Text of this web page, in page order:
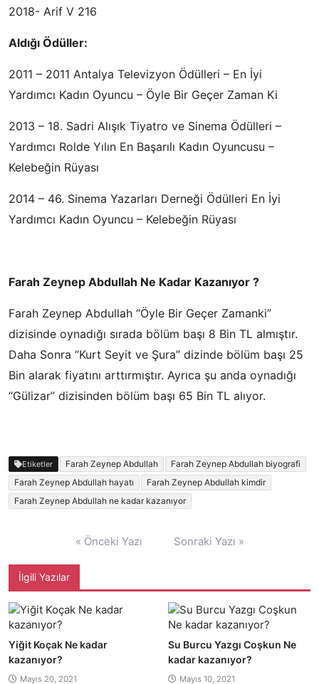
2018- Arif V 216
Aldığı Ödüller:
2011 – 2011 Antalya Televizyon Ödülleri – En İyi
Yardımcı Kadın Oyuncu – Öyle Bir Geçer Zaman Ki
2013 – 18. Sadri Alışık Tiyatro ve Sinema Ödülleri –
Yardımcı Rolde Yılın En Başarılı Kadın Oyuncusu –
Kelebeğin Rüyası
2014 – 46. Sinema Yazarları Derneği Ödülleri En İyi
Yardımcı Kadın Oyuncu – Kelebeğin Rüyası
Farah Zeynep Abdullah Ne Kadar Kazanıyor ?
Farah Zeynep Abdullah “Öyle Bir Geçer Zamanki”
dizisinde oynadığı sırada bölüm başı 8 Bin TL almıştır.
Daha Sonra “Kurt Seyit ve Şura” dizinde bölüm başı 25
Bin alarak fiyatını arttırmıştır. Ayrıca şu anda oynadığı
“Gülizar” dizisinden bölüm başı 65 Bin TL alıyor.
Etiketler Farah Zeynep Abdullah
Farah Zeynep Abdullah biyografi
Farah Zeynep Abdullah hayatı
Farah Zeynep Abdullah kimdir
Farah Zeynep Abdullah ne kadar kazanıyor
« Önceki Yazı Sonraki Yazı »
İlgili Yazılar
Yiğit Koçak Ne kadar
kazanıyor?
Mayıs 20, 2021
Su Burcu Yazgı Coşkun Ne
kadar kazanıyor?
Mayıs 10, 2021